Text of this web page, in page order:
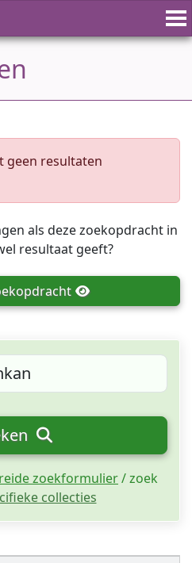
geen resultaten
als deze zoekopdracht in
resultaat geeft?
zoekformulier/ zoek
collecties